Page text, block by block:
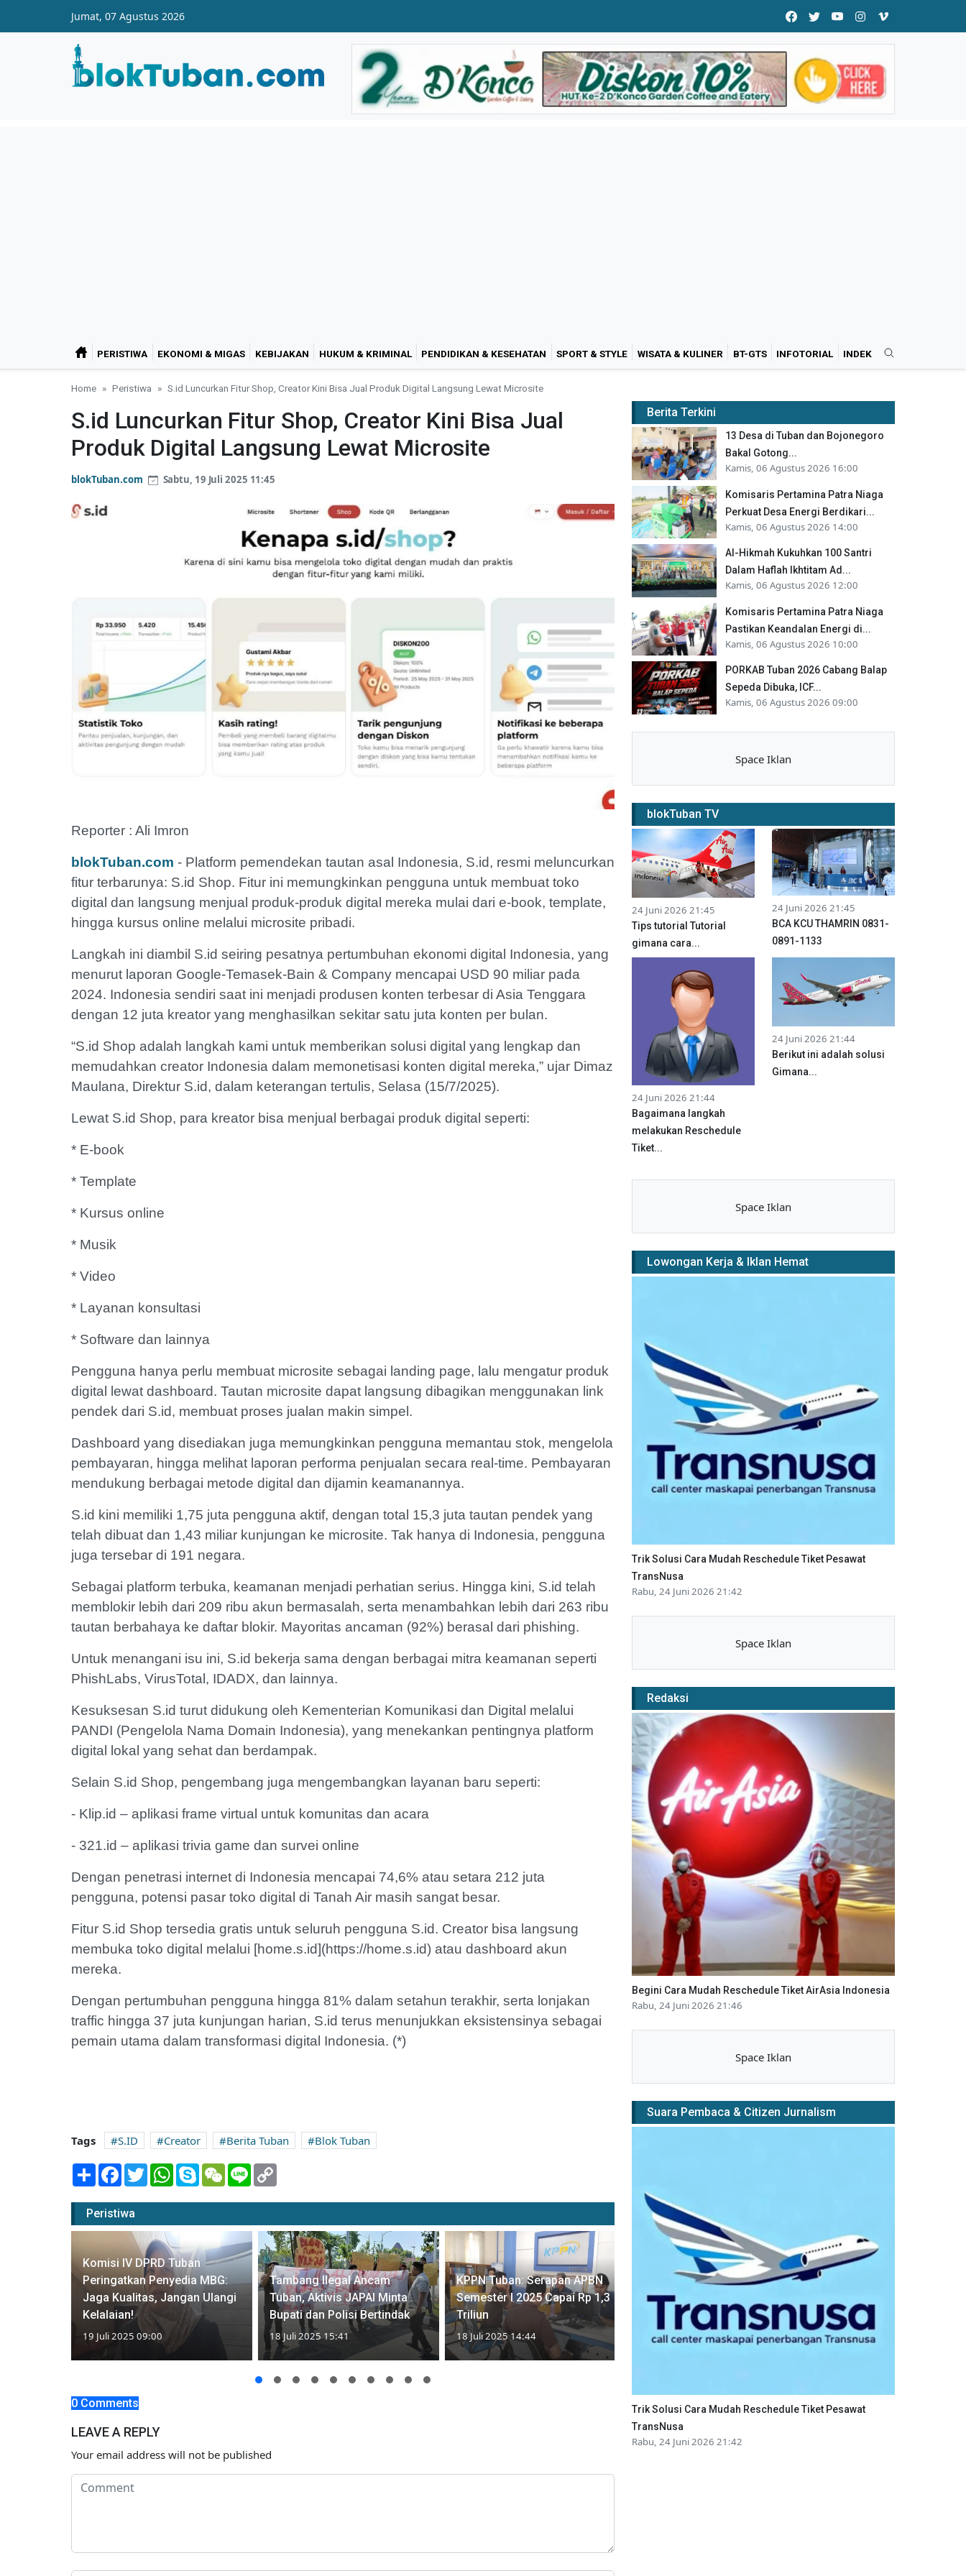
Jumat, 07 Agustus 2026
PERISTIWA EKONOMI & MIGAS KEBIJAKAN HUKUM & KRIMINAL PENDIDIKAN & KESEHATAN SPORT & STYLE WISATA & KULINER BT-GTS INFOTORIAL INDEK
Home Peristiwa S.id Luncurkan Fitur Shop, Creator Kini Bisa Jual Produk Digital Langsung Lewat Microsite
S.id Luncurkan Fitur Shop, Creator Kini Bisa Jual
Produk Digital Langsung Lewat Microsite
blokTuban.com Sabtu, 19 Juli 2025 11:45
Reporter : Ali Imron
blokTuban.com - Platform pemendekan tautan asal Indonesia, S.id, resmi meluncurkan
fitur terbarunya: S.id Shop. Fitur ini memungkinkan pengguna untuk membuat toko
digital dan langsung menjual produk-produk digital mereka mulai dari e-book, template,
hingga kursus online melalui microsite pribadi.
Langkah ini diambil S.id seiring pesatnya pertumbuhan ekonomi digital Indonesia, yang
menurut laporan Google-Temasek-Bain & Company mencapai USD 90 miliar pada
2024. Indonesia sendiri saat ini menjadi produsen konten terbesar di Asia Tenggara
dengan 12 juta kreator yang menghasilkan sekitar satu juta konten per bulan.
“S.id Shop adalah langkah kami untuk memberikan solusi digital yang lengkap dan
memudahkan creator Indonesia dalam memonetisasi konten digital mereka,” ujar Dimaz
Maulana, Direktur S.id, dalam keterangan tertulis, Selasa (15/7/2025).
Lewat S.id Shop, para kreator bisa menjual berbagai produk digital seperti:
* E-book
* Template
* Kursus online
* Musik
* Video
* Layanan konsultasi
* Software dan lainnya
Pengguna hanya perlu membuat microsite sebagai landing page, lalu mengatur produk
digital lewat dashboard. Tautan microsite dapat langsung dibagikan menggunakan link
pendek dari S.id, membuat proses jualan makin simpel.
Dashboard yang disediakan juga memungkinkan pengguna memantau stok, mengelola
pembayaran, hingga melihat laporan performa penjualan secara real-time. Pembayaran
mendukung berbagai metode digital dan dijamin keamanannya.
S.id kini memiliki 1,75 juta pengguna aktif, dengan total 15,3 juta tautan pendek yang
telah dibuat dan 1,43 miliar kunjungan ke microsite. Tak hanya di Indonesia, pengguna
juga tersebar di 191 negara.
Sebagai platform terbuka, keamanan menjadi perhatian serius. Hingga kini, S.id telah
memblokir lebih dari 209 ribu akun bermasalah, serta menambahkan lebih dari 263 ribu
tautan berbahaya ke daftar blokir. Mayoritas ancaman (92%) berasal dari phishing.
Untuk menangani isu ini, S.id bekerja sama dengan berbagai mitra keamanan seperti
PhishLabs, VirusTotal, IDADX, dan lainnya.
Kesuksesan S.id turut didukung oleh Kementerian Komunikasi dan Digital melalui
PANDI (Pengelola Nama Domain Indonesia), yang menekankan pentingnya platform
digital lokal yang sehat dan berdampak.
Selain S.id Shop, pengembang juga mengembangkan layanan baru seperti:
- Klip.id – aplikasi frame virtual untuk komunitas dan acara
- 321.id – aplikasi trivia game dan survei online
Dengan penetrasi internet di Indonesia mencapai 74,6% atau setara 212 juta
pengguna, potensi pasar toko digital di Tanah Air masih sangat besar.
Fitur S.id Shop tersedia gratis untuk seluruh pengguna S.id. Creator bisa langsung
membuka toko digital melalui [home.s.id](https://home.s.id) atau dashboard akun
mereka.
Dengan pertumbuhan pengguna hingga 81% dalam setahun terakhir, serta lonjakan
traffic hingga 37 juta kunjungan harian, S.id terus menunjukkan eksistensinya sebagai
pemain utama dalam transformasi digital Indonesia. (*)
Tags S.ID Creator Berita Tuban
Blok Tuban
Share Facebook
TwitterWhatsApp
SkypeWeChatLine
Peristiwa
Komisi IV DPRD Tuban
Peringatkan Penyedia MBG:
Jaga Kualitas, Jangan Ulangi
Kelalaian!
19 Juli 2025 09:00
Tambang Ilegal Ancam
Tuban, Aktivis JAPAI Minta
Bupati dan Polisi Bertindak
18 Juli 2025 15:41
KPPN Tuban: Serapan APBN
Semester I 2025 Capai Rp 1,3
Triliun
18 Juli 2025 14:44
0 Comments
LEAVE A REPLY
Your email address will not be published
Berita Terkini
13 Desa di Tuban dan Bojonegoro
Bakal Gotong...
Kamis, 06 Agustus 2026 16:00
Komisaris Pertamina Patra Niaga
Perkuat Desa Energi Berdikari...
Kamis, 06 Agustus 2026 14:00
Al-Hikmah Kukuhkan 100 Santri
Dalam Haflah Ikhtitam Ad...
Kamis, 06 Agustus 2026 12:00
Komisaris Pertamina Patra Niaga
Pastikan Keandalan Energi di...
Kamis, 06 Agustus 2026 10:00
PORKAB Tuban 2026 Cabang Balap
Sepeda Dibuka, ICF...
Kamis, 06 Agustus 2026 09:00
Space Iklan
blokTuban TV
24 Juni 2026 21:45
Tips tutorial Tutorial
gimana cara...
24 Juni 2026 21:45
BCA KCU THAMRIN 0831-
0891-1133
24 Juni 2026 21:44
Bagaimana langkah
melakukan Reschedule
Tiket...
24 Juni 2026 21:44
Berikut ini adalah solusi
Gimana...
Space Iklan
Lowongan Kerja & Iklan Hemat
Trik Solusi Cara Mudah Reschedule Tiket Pesawat
TransNusa
Rabu, 24 Juni 2026 21:42
Space Iklan
Redaksi
Begini Cara Mudah Reschedule Tiket AirAsia Indonesia
Rabu, 24 Juni 2026 21:46
Space Iklan
Suara Pembaca & Citizen Jurnalism
Trik Solusi Cara Mudah Reschedule Tiket Pesawat
TransNusa
Rabu, 24 Juni 2026 21:42